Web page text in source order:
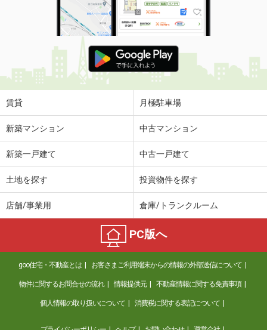
間取り
2LDK
長野県長野市大字富竹
価 格
7.05万円
住 所
長野県長野市大字富竹
専有面積
長野県塩尻市大字広丘堅石
4.30万円
長野県塩尻市大字広丘高出
5.50万円
住 所
長野県塩尻市大字広丘高出
専有面積 49.5m²
間取り
2LDK
長野県松本市笹部１
賃貸 月極駐車場
新築マンション 中古マンション
新築一戸建て 中古一戸建て
土地を探す 投資物件を探す
店舗/事業用 倉庫/トランクルーム
PC版へ
goo住宅・不動産とは お客さまご利用端末からの情報の外部送信について
物件に関するお問合せの流れ 情報提供元 不動産情報に関する免責事項
個人情報の取り扱いについて 消費税に関する表記について